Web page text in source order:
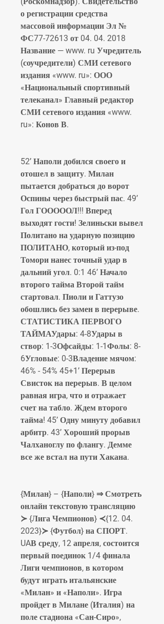
о регистрации средства
массовой информации Эл №
ФС77-72613 от 04. 04. 2018
Название — www. ru Учредитель
(соучредители) СМИ сетевого
издания «www. ru»: ООО
«Национальный спортивный
телеканал» Главный редактор
СМИ сетевого издания «www.
ru»: Конов В.
52’ Наполи добился своего и
отошел в защиту. Милан
пытается добраться до ворот
Оспины через быстрый пас. 49’
Гол ГОООООЛ!!! Вперед
выходят гости! Зелиньски вывел
Политано на ударную позицию
ПОЛИТАНО, который из-под
Томори нанес точный удар в
дальний угол. 0:1 46’ Начало
второго тайма Второй тайм
стартовал. Пиоли и Гаттузо
обошлись без замен в перерыве.
СТАТИСТИКА ПЕРВОГО
ТАЙМАУдары: 4-8Удары в
створ: 1-3Офсайды: 1-1Фолы: 8-
6Угловые: 0-3Владение мячом:
46% - 54% 45+1’ Перерыв
Свисток на перерыв. В целом
равная игра, что и отражает
счет на табло. Ждем второго
тайма! 45’ Одну минуту добавил
арбитр. 43’ Хороший прорыв
Чалханоглу по флангу. Демме
все же встал на пути Хакана.
{Милан} – {Наполи} ⇒ Смотреть
онлайн текстовую трансляцию
≻ {Лига Чемпионов} ≺{12. 04.
2023}≻ {Футбол} на СПОРТ.
UAВ среду, 12 апреля, состоится
первый поединок 1/4 финала
Лиги чемпионов, в котором
будут играть итальянские
«Милан» и «Наполи». Игра
пройдет в Милане (Италия) на
поле стадиона «Сан-Сиро»,